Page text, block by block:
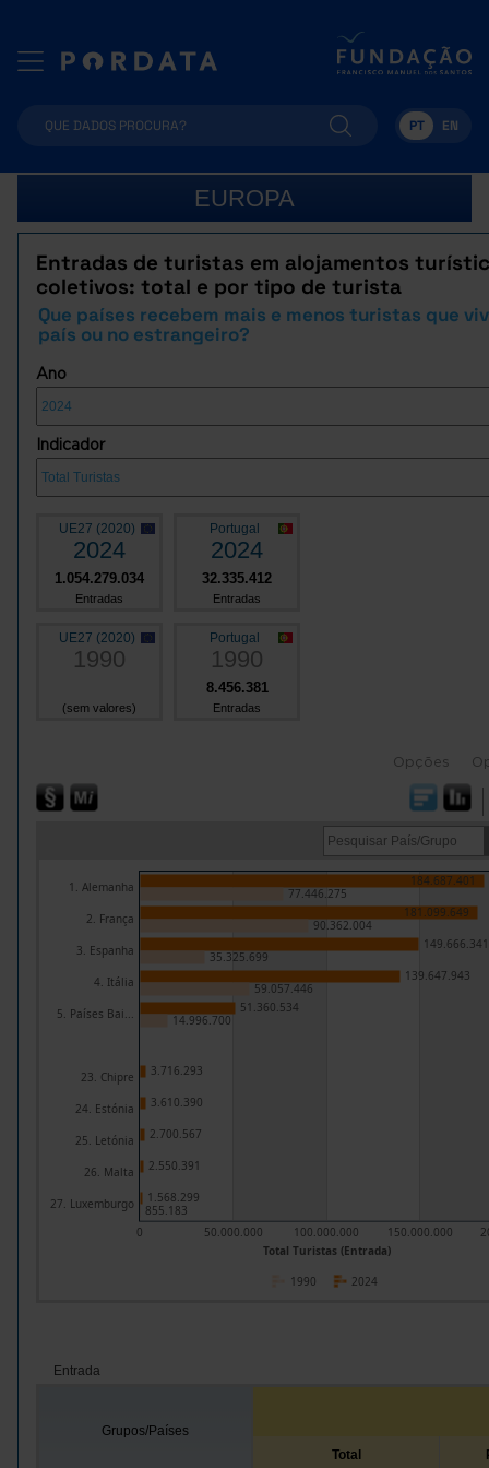
PT EN
EUROPA
Entradas de turistas em alojamentos
coletivos: total e por tipo de turista
Que países recebem mais e menos turistas que
país ou no estrangeiro?
Ano
Indicador
UE27 (2020)
2024
1.054.279.034
Entradas
Portugal
2024
32.335.412
Entradas
UE27 (2020)
1990
(sem valores)
Portugal
1990
8.456.381
Entradas
Opções
Total Turistas (Entrada)
0 50.000.000 100.000.000 150.000.000
1. Alemanha
2. França
3. Espanha
4. Itália
5. Países Bai...
23. Chipre
24. Estónia
25. Letónia
26. Malta
27. Luxemburgo
184.687.401
181.099.649
149.666.341
139.647.943
51.360.534
3.716.293
3.610.390
2.700.567
2.550.391
1.568.299
77.446.275
90.362.004
35.325.699
59.057.446
14.996.700
855.183
2024
1990
Entrada
Grupos/Países
Total